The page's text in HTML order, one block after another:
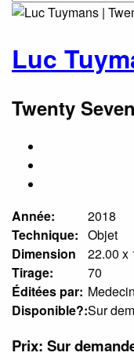
Luc
Twenty
Année:
2018
Technique: Objet
Dimension
22.00 x
Tirage:
70
Éditées par:
Disponible?:Sur
Prix: Sur